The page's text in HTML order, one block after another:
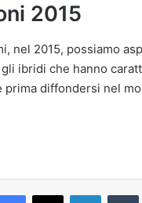
2015
nel 2015, possiamo
ibridi che hanno
prima diffondersi nel
Facebook
X